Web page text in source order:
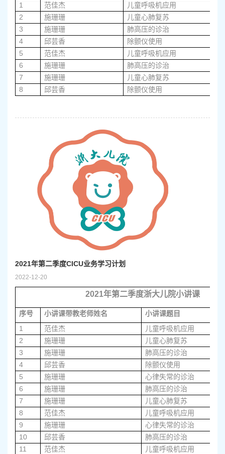
1
范佳杰 儿童呼吸机应用
2
施珊珊 儿童心肺复苏
3
施珊珊 肺高压的诊治
4
邱芸香 除颤仪使用
5
范佳杰 儿童呼吸机应用
6
施珊珊 肺高压的诊治
7
施珊珊 儿童心肺复苏
8
邱芸香 除颤仪使用
2022-12-20
2021年第二季度CICU业务学习计划
2021年第二季度浙大儿院小讲课
序号 小讲课带教老师姓名
小讲课题目
1
范佳杰
儿童呼吸机应用
2
施珊珊
儿童心肺复苏
3
施珊珊
肺高压的诊治
4
邱芸香
除颤仪使用
5
施珊珊
心律失常的诊治
6
施珊珊
肺高压的诊治
7
施珊珊
儿童心肺复苏
8
范佳杰
儿童呼吸机应用
9
施珊珊
心律失常的诊治
10
邱芸香
肺高压的诊治
11
范佳杰
儿童呼吸机应用